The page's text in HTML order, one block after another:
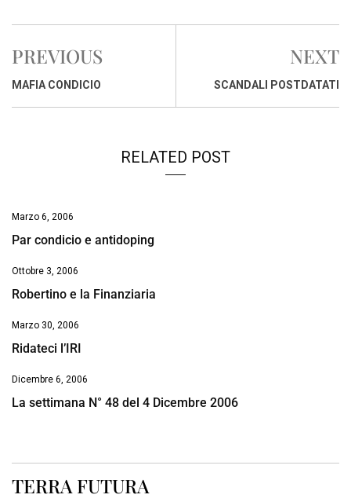
c
b
o
a
s
A
n
r
a
p
i
PREVIOUS
MAFIA CONDICIO
NEXT
SCANDALI POSTDATATI
RELATED POST
Marzo 6, 2006
Par condicio e antidoping
Ottobre 3, 2006
Robertino e la Finanziaria
Marzo 30, 2006
Ridateci l’IRI
Dicembre 6, 2006
La settimana N° 48 del 4 Dicembre 2006
TERRA FUTURA